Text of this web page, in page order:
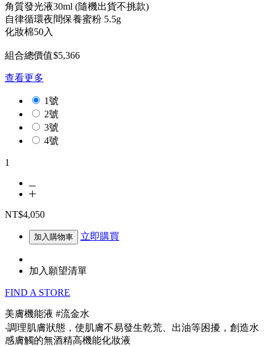
角質發光液30ml (隨機出貨不挑款)
自律循環夜間保養蜜粉 5.5g
化妝棉50入
組合總價值$5,366
查看更多
1號
2號
3號
4號
1
NT$4,050
加入購物車 立即購買
加入願望清單
FIND A STORE
美膚機能液 #流金水
‧調理肌膚狀態，使肌膚不易發生乾荒、出油等困擾，創造水
感膚觸的無酒精高機能化妝液